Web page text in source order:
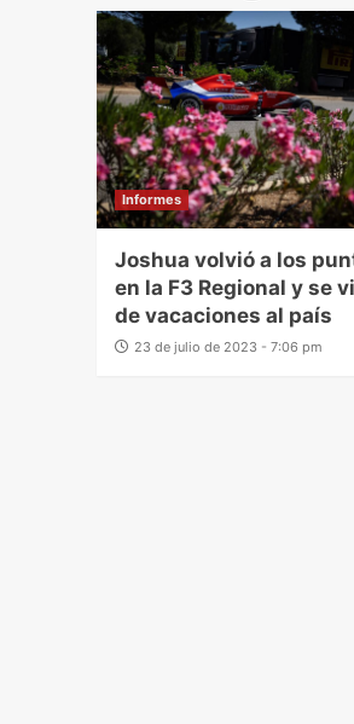
Informes
Joshua volvió a los
en la F3 Regional y se
de vacaciones al país
23 de julio de 2023 - 7:06 pm